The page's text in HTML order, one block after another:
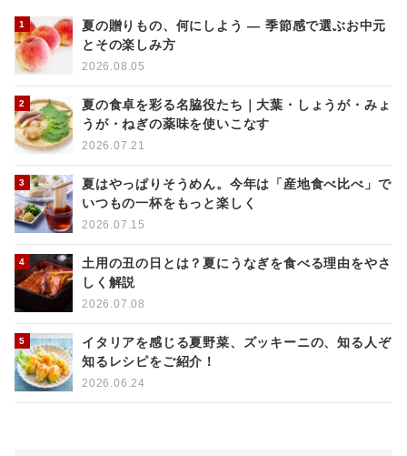
夏の贈りもの、何にしよう ― 季節感で選ぶお中元
とその楽しみ方
2026.08.05
夏の食卓を彩る名脇役たち｜大葉・しょうが・みょ
うが・ねぎの薬味を使いこなす
2026.07.21
夏はやっぱりそうめん。今年は「産地食べ比べ」で
いつもの一杯をもっと楽しく
2026.07.15
土用の丑の日とは？夏にうなぎを食べる理由をやさ
しく解説
2026.07.08
イタリアを感じる夏野菜、ズッキーニの、知る人ぞ
知るレシピをご紹介！
2026.06.24